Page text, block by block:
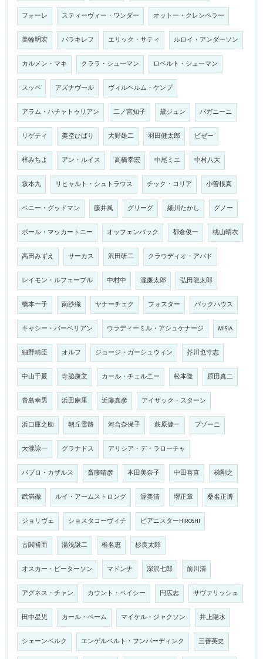
フォーレ スティーヴィー・ワンダー オットー・クレンペラー
美輪明宏 バラキレフ エリック・サティ ルロイ・アンダーソン
カルメン・マキ クララ・シューマン ロベルト・シューマン
スッペ アズナヴール ヴィルヘルム・ケンプ
アラム・ハチャトゥリアン 二ノ宮知子 黛ジュン パガニーニ
リゲティ 美空ひばり 大野雄二 羽田健太郎 ビゼー
梓みちよ アン・ルイス 高橋幸宏 中尾ミエ 中村八大
坂本九 リヒャルト・シュトラウス チック・コリア 小曽根真
ベニー・グッドマン 藤井風 グリーグ 細川たかし グノー
ポール・マッカートニー オッフェンバック 都倉俊一 桃山晴衣
高田みずえ サーカス 沢田研二 クラウディオ・アバド
レイモン・ルフェーブル 中村中 瀧廉太郎 弘田龍太郎
橋本一子 南沙織 ヤナーチェク フォスター バックハウス
キャシー・バーベリアン ウラディーミル・アシュケナージ MISIA
細野晴臣 オルフ ジョージ・ガーシュウィン 芥川也寸志
中山千夏 寺脇康文 カール・チェルニー 松本隆 原田真二
青島幸男 浜田麻里 近藤真彦 アイザック・スターン
浜口庫之助 朝丘雪路 河合奈保子 萩原健一 ブゾーニ
大瀧詠一 グラナドス アリシア・デ・ラローチャ
パブロ・カザルス 斎藤晴彦 本田美奈子 中田喜直 梯剛之
武満徹 ルイ・アームストロング 渥美清 堺正章 桑名正博
ジョリヴェ ショスタコーヴィチ ピアニスターHIROSHI
古関裕而 湯浅譲二 椎名恵 杉良太郎
オスカー・ピーターソン マドンナ 深沢七郎 前川清
アグネス・チャン カウント・ベイシー 円広志 サヴァリッシュ
田中星児 カール・ベーム マイケル・ジャクソン 井上陽水
シェーンベルク エンゲルベルト・フンパーディンク 三善英史